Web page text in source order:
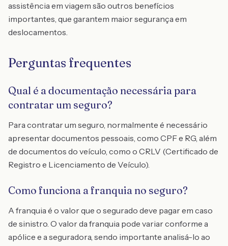
assistência em viagem são outros benefícios
importantes, que garantem maior segurança em
deslocamentos.
Perguntas frequentes
Qual é a documentação necessária para
contratar um seguro?
Para contratar um seguro, normalmente é necessário
apresentar documentos pessoais, como CPF e RG, além
de documentos do veículo, como o CRLV (Certificado de
Registro e Licenciamento de Veículo).
Como funciona a franquia no seguro?
A franquia é o valor que o segurado deve pagar em caso
de sinistro. O valor da franquia pode variar conforme a
apólice e a seguradora, sendo importante analisá-lo ao